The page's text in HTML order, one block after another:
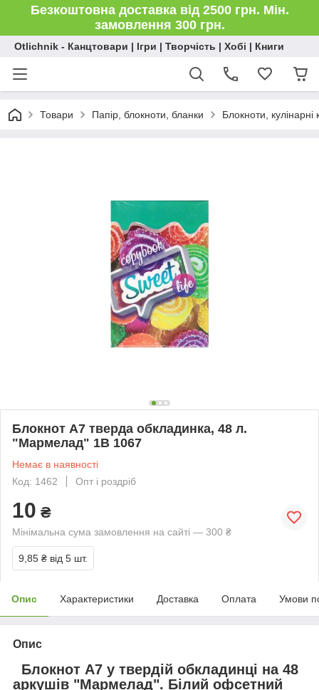
Безкоштовна доставка від 2500 грн. Мін.
замовлення 300 грн.
Otlichnik - Канцтовари | Ігри | Творчість | Хобі | Книги
Товари Папір, блокноти, бланки Блокноти, кулінарні
Блокнот А7 тверда обкладинка, 48 л.
"Мармелад" 1В 1067
Немає в наявності
Код: 1462
Опт і роздріб
10 ₴
Мінімальна сума замовлення на сайті — 300 ₴
9,85 ₴ від 5 шт.
Опис Характеристики Доставка Оплата Умови
Опис
Блокнот А7 у твердій обкладинці на 48
аркушів "Мармелад". Білий офсетний